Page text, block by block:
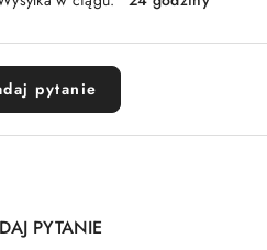
pytanie
PYTANIE